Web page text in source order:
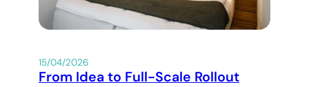
15/04/2026
From Idea to Full-Scale Rollout